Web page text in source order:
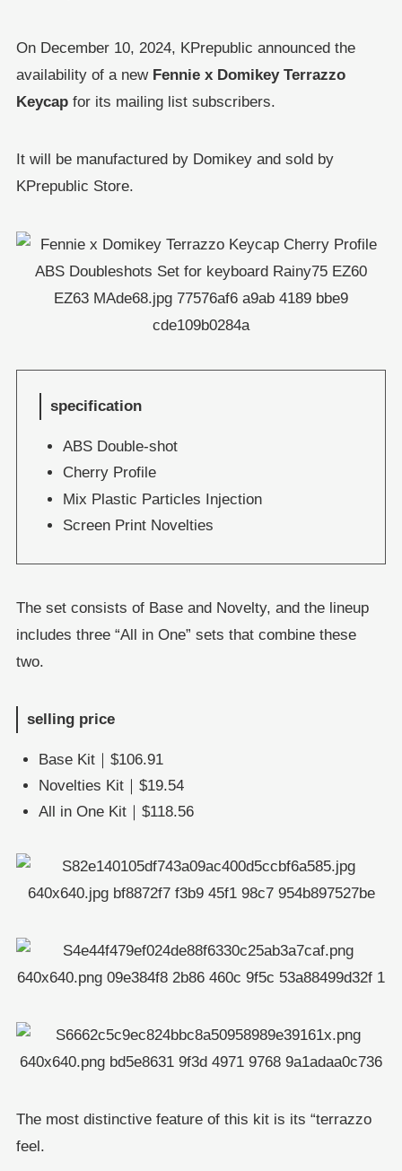
On December 10, 2024, KPrepublic announced the
availability of a new Fennie x Domikey Terrazzo
Keycapfor its mailing list subscribers.
It will be manufactured by Domikey and sold by
KPrepublic Store.
specification
ABS Double-shot
Cherry Profile
Mix Plastic Particles Injection
Screen Print Novelties
The set consists of Base and Novelty, and the lineup
includes three “All in One” sets that combine these
two.
selling price
Base Kit｜$106.91
Novelties Kit｜$19.54
All in One Kit｜$118.56
The most distinctive feature of this kit is its “terrazzo
feel.